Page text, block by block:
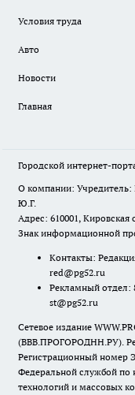
Условия труда
Авто
Новости
Главная
Городской интернет-
О компании: Учредитель:
Ю.Г.
Адрес: 610001, Кировская
Знак информационной
Контакты:
red@pg52.ru
Рекламный отдел:
st@pg52.ru
Сетевое издание
(ВВВ.ПРОГОРОДНН.РУ).
Регистрационный номер
Федеральной службой по
технологий и массовых